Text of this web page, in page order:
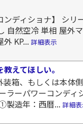
ディショナ】 シリ
自然空冷 単相 屋外
KP... 詳細表示
えてほしい。
箱、もしくは本体
ラーパワーコンデ
造年：西暦... 詳細